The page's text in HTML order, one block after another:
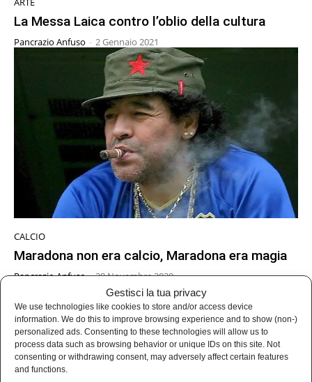
Gestisci la tua privacy
We use technologies like cookies to store and/or access device
information. We do this to improve browsing experience and to show (non-)
personalized ads. Consenting to these technologies will allow us to
process data such as browsing behavior or unique IDs on this site. Not
consenting or withdrawing consent, may adversely affect certain features
and functions.
La Messa Laica contro l’oblio della cultura
Pancrazio Anfuso - 2 Gennaio 2021
CALCIO
Maradona non era calcio, Maradona era magia
Pancrazio Anfuso - 28 Novembre 2020